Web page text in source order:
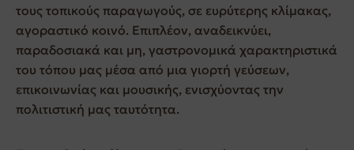
τους τοπικούς παραγωγούς, σε ευρύτερης κλίμακας,
αγοραστικό κοινό. Επιπλέον, αναδεικνύει,
παραδοσιακά και μη, γαστρονομικά χαρακτηριστικά
του τόπου μας μέσα από μια γιορτή γεύσεων,
επικοινωνίας και μουσικής, ενισχύοντας την
πολιτιστική μας ταυτότητα.